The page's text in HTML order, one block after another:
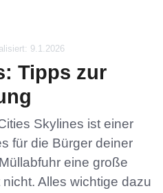
9.1.2026
Tipps zur
Skylines ist einer
für die Bürger deiner
eine große
Alles wichtige dazu